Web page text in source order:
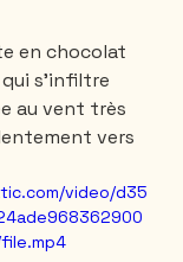
en chocolat
qui s'infiltre
au vent très
vers
video/d35